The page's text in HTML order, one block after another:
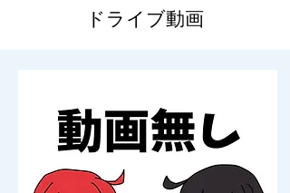
ドライブ動画